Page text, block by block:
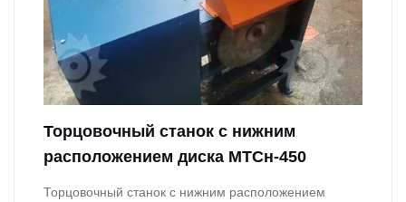
Торцовочный станок с нижним
расположением диска МТСн-450
Торцовочный станок с нижним расположением